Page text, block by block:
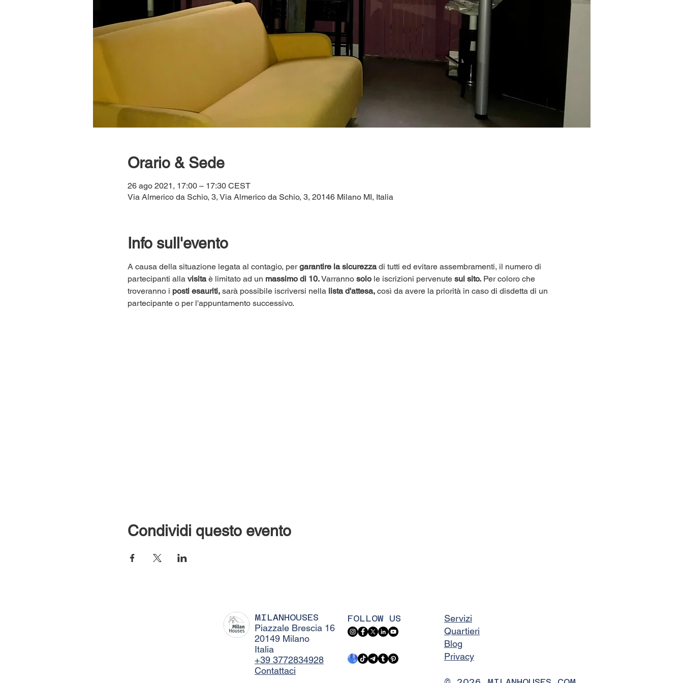
Orario & Sede
26 ago 2021, 17:00 – 17:30 CEST
Via Almerico da Schio, 3, Via Almerico da Schio, 3, 20146 Milano MI, Italia
Info sull'evento
A causa della situazione legata al contagio, per garantire la sicurezza di tutti ed evitare assembramenti, il numero di
partecipanti alla visita è limitato ad un massimo di 10. Varranno solo le iscrizioni pervenute sul sito. Per coloro che
troveranno i posti esauriti, sarà possibile iscriversi nella lista d'attesa, così da avere la priorità in caso di disdetta di un
partecipante o per l'appuntamento successivo.
Condividi questo evento
MILANHOUSES
Piazzale Brescia 16
20149 Milano
Italia
+39 3772834928
Contattaci
FOLLOW US
Servizi
Quartieri
Blog
Privacy